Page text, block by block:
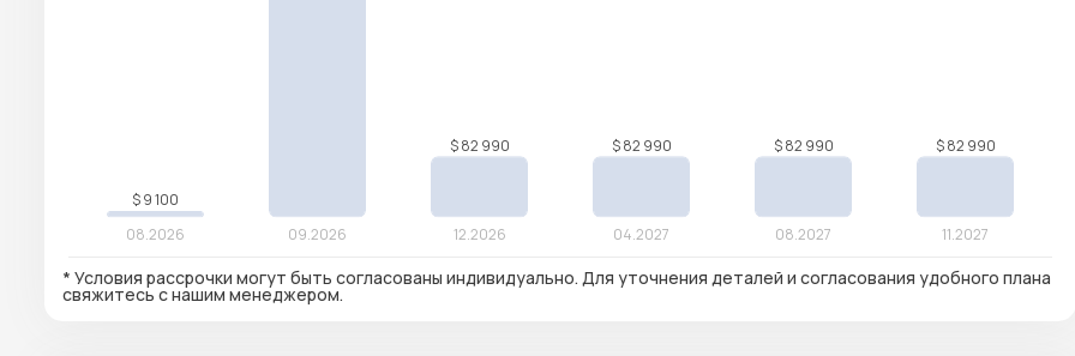
* Условия рассрочки могут быть согласованы индивидуально. Для уточнения деталей и согласования удобного плана
свяжитесь с нашим менеджером.